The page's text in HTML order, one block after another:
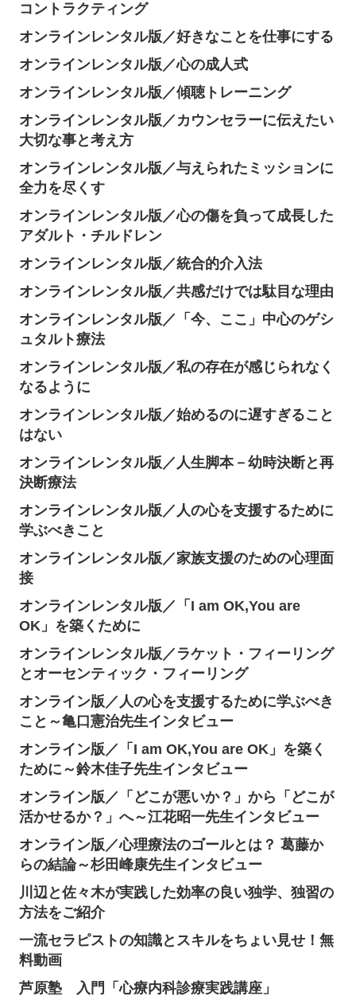
コントラクティング
オンラインレンタル版／好きなことを仕事にする
オンラインレンタル版／心の成人式
オンラインレンタル版／傾聴トレーニング
オンラインレンタル版／カウンセラーに伝えたい
大切な事と考え方
オンラインレンタル版／与えられたミッションに
全力を尽くす
オンラインレンタル版／心の傷を負って成長した
アダルト・チルドレン
オンラインレンタル版／統合的介入法
オンラインレンタル版／共感だけでは駄目な理由
オンラインレンタル版／「今、ここ」中心のゲシ
ュタルト療法
オンラインレンタル版／私の存在が感じられなく
なるように
オンラインレンタル版／始めるのに遅すぎること
はない
オンラインレンタル版／人生脚本－幼時決断と再
決断療法
オンラインレンタル版／人の心を支援するために
学ぶべきこと
オンラインレンタル版／家族支援のための心理面
接
オンラインレンタル版／「I am OK,You are
OK」を築くために
オンラインレンタル版／ラケット・フィーリング
とオーセンティック・フィーリング
オンライン版／人の心を支援するために学ぶべき
こと～亀口憲治先生インタビュー
オンライン版／「I am OK,You are OK」を築く
ために～鈴木佳子先生インタビュー
オンライン版／「どこが悪いか？」から「どこが
活かせるか？」へ～江花昭一先生インタビュー
オンライン版／心理療法のゴールとは？ 葛藤か
らの結論～杉田峰康先生インタビュー
川辺と佐々木が実践した効率の良い独学、独習の
方法をご紹介
一流セラピストの知識とスキルをちょい見せ！無
料動画
芦原塾 入門「心療内科診療実践講座」